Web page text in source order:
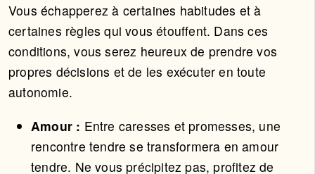
Vous échapperez à certaines habitudes et à
certaines règles qui vous étouffent. Dans ces
conditions, vous serez heureux de prendre vos
propres décisions et de les exécuter en toute
autonomie.
Amour : Entre caresses et promesses, une
rencontre tendre se transformera en amour
tendre. Ne vous précipitez pas, profitez de